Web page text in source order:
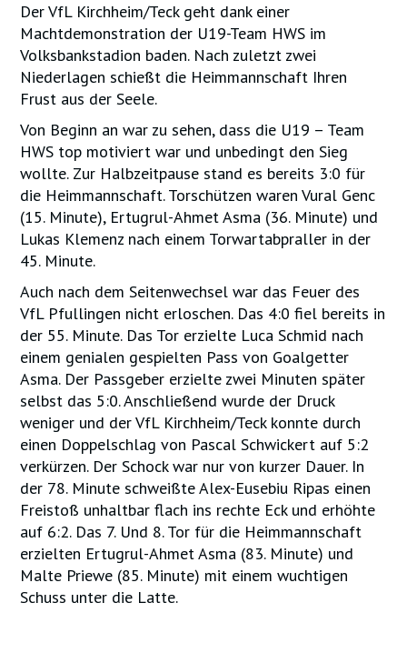
Der VfL Kirchheim/Teck geht dank einer
Machtdemonstration der U19-Team HWS im
Volksbankstadion baden. Nach zuletzt zwei
Niederlagen schießt die Heimmannschaft Ihren
Frust aus der Seele.
Von Beginn an war zu sehen, dass die U19 – Team
HWS top motiviert war und unbedingt den Sieg
wollte. Zur Halbzeitpause stand es bereits 3:0 für
die Heimmannschaft. Torschützen waren Vural Genc
(15. Minute), Ertugrul-Ahmet Asma (36. Minute) und
Lukas Klemenz nach einem Torwartabpraller in der
45. Minute.
Auch nach dem Seitenwechsel war das Feuer des
VfL Pfullingen nicht erloschen. Das 4:0 fiel bereits in
der 55. Minute. Das Tor erzielte Luca Schmid nach
einem genialen gespielten Pass von Goalgetter
Asma. Der Passgeber erzielte zwei Minuten später
selbst das 5:0. Anschließend wurde der Druck
weniger und der VfL Kirchheim/Teck konnte durch
einen Doppelschlag von Pascal Schwickert auf 5:2
verkürzen. Der Schock war nur von kurzer Dauer. In
der 78. Minute schweißte Alex-Eusebiu Ripas einen
Freistoß unhaltbar flach ins rechte Eck und erhöhte
auf 6:2. Das 7. Und 8. Tor für die Heimmannschaft
erzielten Ertugrul-Ahmet Asma (83. Minute) und
Malte Priewe (85. Minute) mit einem wuchtigen
Schuss unter die Latte.